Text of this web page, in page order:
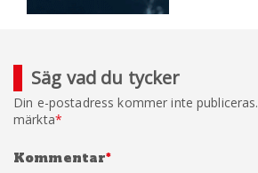
Säg vad du tycker
Din e-postadress kommer inte publiceras.
märkta*
Kommentar*